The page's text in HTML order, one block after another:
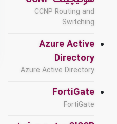
CCNP Routing and
Switching
Azure Active
Directory
Azure Active Directory
FortiGate
FortiGate